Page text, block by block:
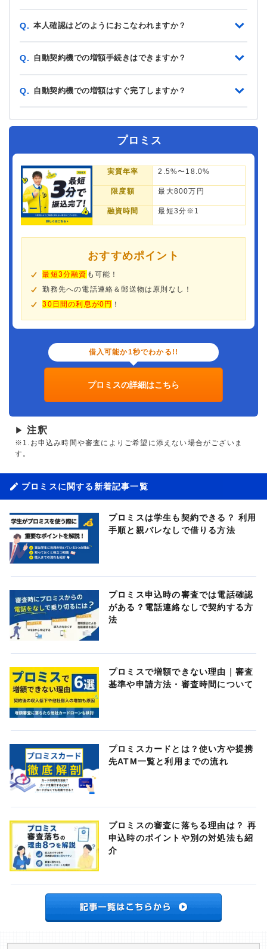
Q. 本人確認はどのようにおこなわれますか？
Q. 自動契約機での増額手続きはできますか？
Q. 自動契約機での増額はすぐ完了しますか？
プロミス
実質年率 2.5%〜18.0%
限度額 最大800万円
融資時間 最短3分※1
おすすめポイント
最短3分融資 も可能！
勤務先への電話連絡＆郵送物は原則なし！
30日間の利息が0円 ！
借入可能か1秒でわかる!!
プロミスの詳細はこちら
▶ 注釈
※1.お申込み時間や審査によりご希望に添えない場合がございま
す。
プロミスに関する新着記事一覧
プロミスは学生も契約できる？ 利用
手順と親バレなしで借りる方法
プロミス申込時の審査では電話確認
がある？電話連絡なしで契約する方
法
プロミスで増額できない理由｜審査
基準や申請方法・審査時間について
プロミスカードとは？使い方や提携
先ATM一覧と利用までの流れ
プロミスの審査に落ちる理由は？ 再
申込時のポイントや別の対処法も紹
介